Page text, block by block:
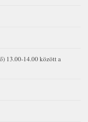
13.00-14.00 között a